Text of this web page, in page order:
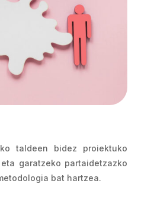
taldeen bidez proiektuko
garatzeko partaidetzazko
bat hartzea.